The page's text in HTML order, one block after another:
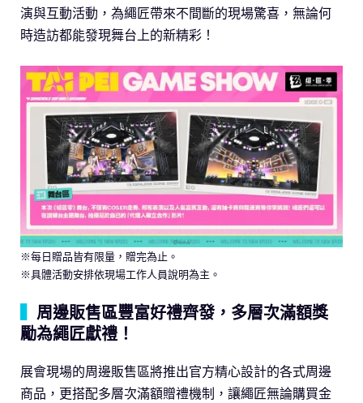
演與互動活動，為繩匠帶來不間斷的現場驚喜，無論何
時造訪都能發現舞台上的新精彩！
※每日贈品皆有限量，贈完為止。
※具體活動安排依現場工作人員說明為主。
周邊販售區豐富好禮齊發，多層次滿額獎
勵為繩匠獻禮！
展會現場的周邊販售區將推出官方精心設計的各式周邊
商品，更搭配多層次滿額贈禮機制，讓繩匠無論購買金